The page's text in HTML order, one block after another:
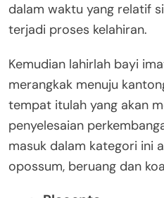
dalam waktu yang relatif
terjadi proses kelahiran.
Kemudian lahirlah bayi
merangkak menuju
tempat itulah yang akan
penyelesaian
masuk dalam kategori ini
opossum, beruang dan